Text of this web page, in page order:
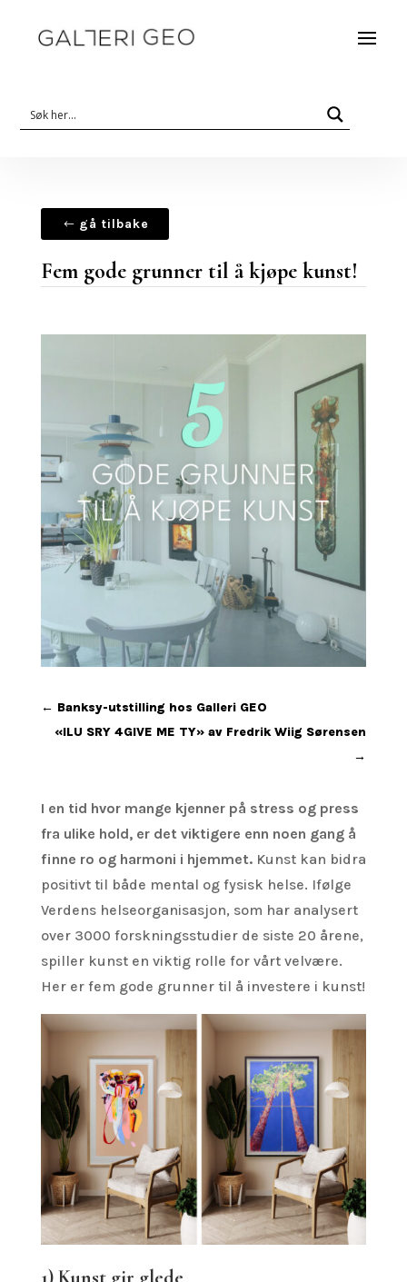
gå tilbake
Fem gode grunner til å kjøpe kunst!
← Banksy-utstilling hos Galleri GEO
«ILU SRY 4GIVE ME TY» av Fredrik Wiig Sørensen
→
I en tid hvor mange kjenner på stress og press
fra ulike hold, er det viktigere enn noen gang å
finne ro og harmoni i hjemmet.Kunst kan bidra
positivt til både mental og fysisk helse. Ifølge
Verdens helseorganisasjon, som har analysert
over 3000 forskningsstudier de siste 20 årene,
spiller kunst en viktig rolle for vårt velvære.
Her er fem gode grunner til å investere i kunst!